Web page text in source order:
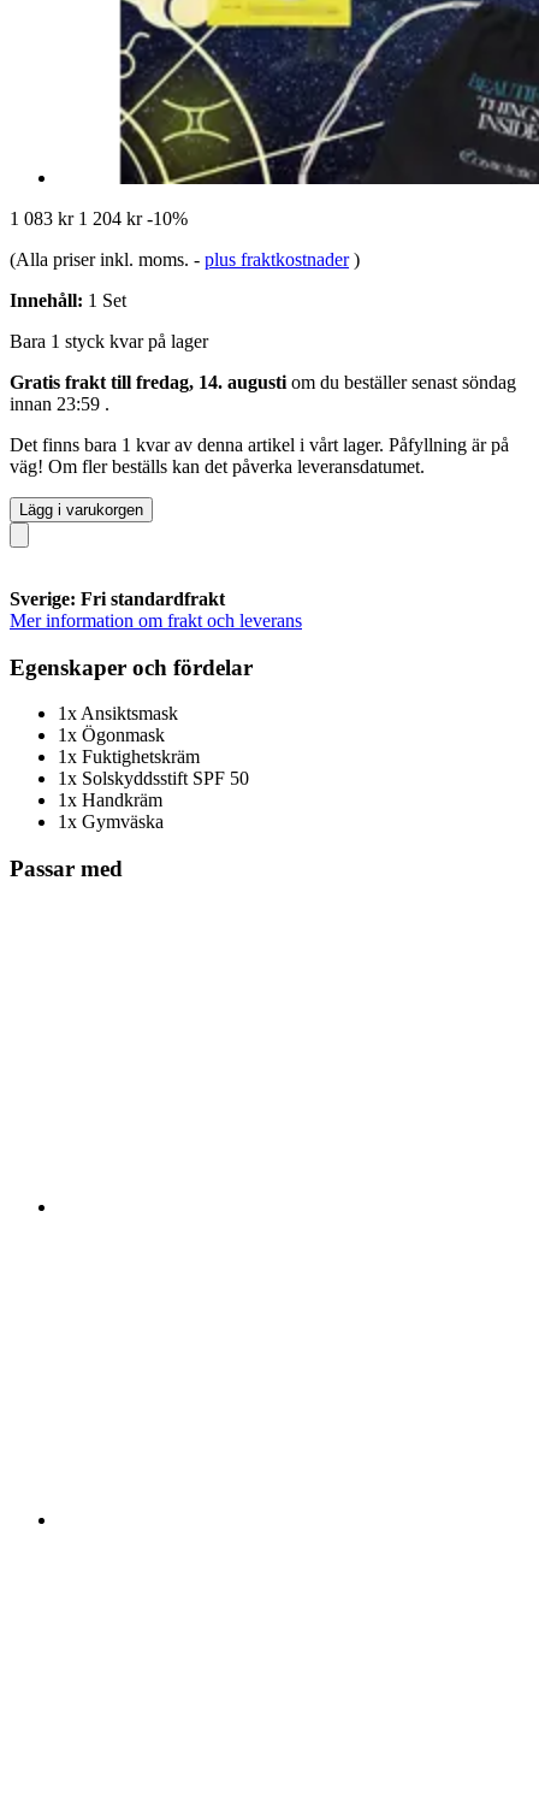
1 083 kr 1 204 kr -10%
(Alla priser inkl. moms. - plus fraktkostnader )
Innehåll: 1 Set
Bara 1 styck kvar på lager
Gratis frakt till fredag, 14. augusti om du beställer senast söndag
innan 23:59 .
Det finns bara 1 kvar av denna artikel i vårt lager. Påfyllning är på
väg! Om fler beställs kan det påverka leveransdatumet.
Lägg i varukorgen
Sverige: Fri standardfrakt
Mer information om frakt och leverans
Egenskaper och fördelar
1x Ansiktsmask
1x Ögonmask
1x Fuktighetskräm
1x Solskyddsstift SPF 50
1x Handkräm
1x Gymväska
Passar med